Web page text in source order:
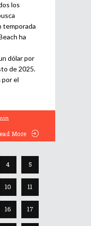
los
temporada
ha
dólar por
de 2025.
por el
More
4 5
10 11
16 17